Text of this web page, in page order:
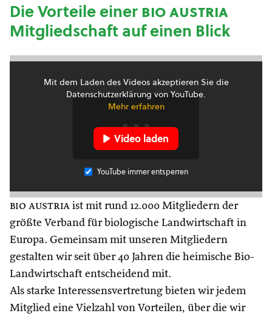
Die Vorteile einerbio austria
Mitgliedschaft auf einen Blick
Mit dem Laden des Videos akzeptieren Sie die
Datenschutzerklärung von YouTube.
Mehr erfahren
Video laden
YouTube immer entsperren
bio austria ist mit rund 12.000 Mitgliedern der
größte Verband für biologische Landwirtschaft in
Europa. Gemeinsam mit unseren Mitgliedern
gestalten wir seit über 40 Jahren die heimische Bio-
Landwirtschaft entscheidend mit.
Als starke Interessensvertretung bieten wir jedem
Mitglied eine Vielzahl von Vorteilen, über die wir